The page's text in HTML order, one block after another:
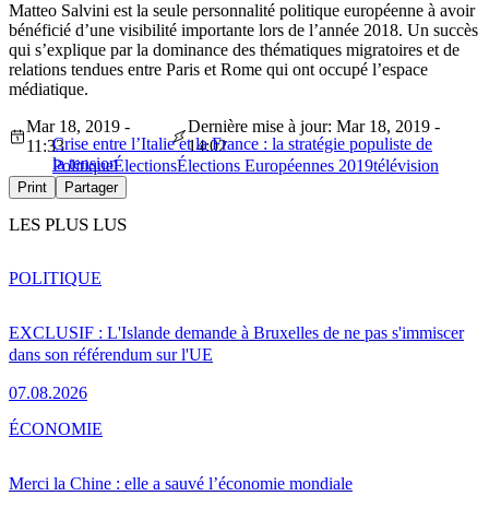
Matteo Salvini est la seule personnalité politique européenne à avoir
bénéficié d’une visibilité importante lors de l’année 2018. Un succès
qui s’explique par la dominance des thématiques migratoires et de
relations tendues entre Paris et Rome qui ont occupé l’espace
médiatique.
Crise entre l’Italie et la France : la stratégie populiste de
la tension
Mar 18, 2019 -
11:33
Dernière mise à jour: Mar 18, 2019 -
14:02
PolitiqueÉlectionsÉlections Européennes 2019télévision
Print Partager
LES PLUS LUS
EXCLUSIF : L'Islande demande à Bruxelles de ne pas s'immiscer
dans son référendum sur l'UE
07.08.2026
POLITIQUE
Merci la Chine : elle a sauvé l’économie mondiale
ÉCONOMIE